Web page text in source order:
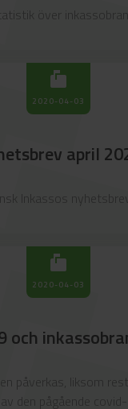
över
markunread_mailbox
2020-04-03
april
Inkassos
markunread_mailbox
2020-04-03
och
påverkas, liksom
den pågående